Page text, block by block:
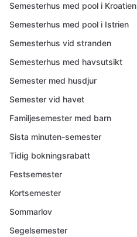
Semesterhus med pool i Kroatien
Semesterhus med pool i Istrien
Semesterhus vid stranden
Semesterhus med havsutsikt
Semester med husdjur
Semester vid havet
Familjesemester med barn
Sista minuten-semester
Tidig bokningsrabatt
Festsemester
Kortsemester
Sommarlov
Segelsemester